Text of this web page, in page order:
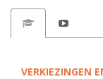
VERKIEZINGEN